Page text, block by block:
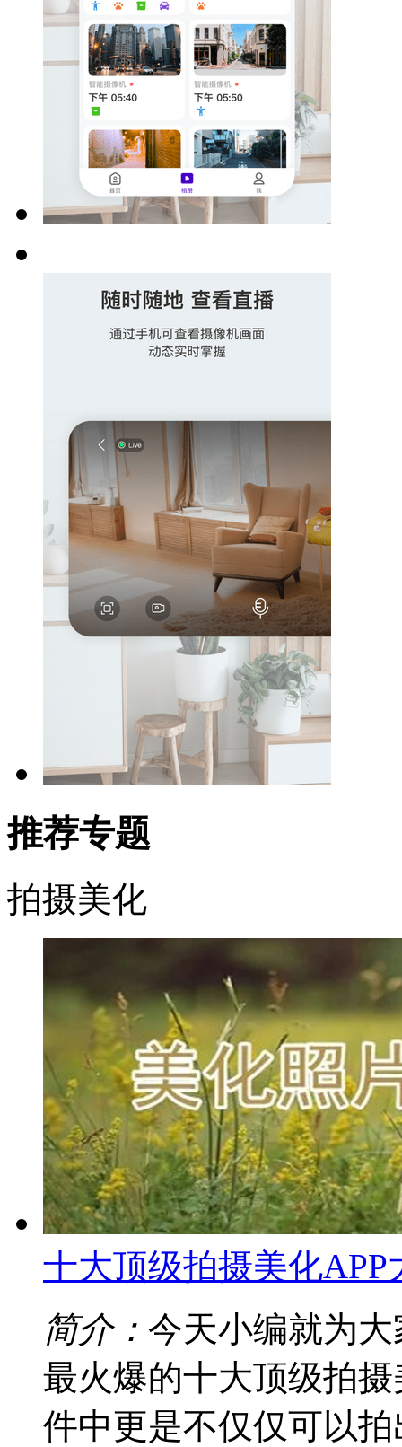
推荐专题
拍摄美化
十大顶级拍摄美化APP
简介： 今天小编就为
最火爆的十大顶级拍
件中更是不仅仅可以